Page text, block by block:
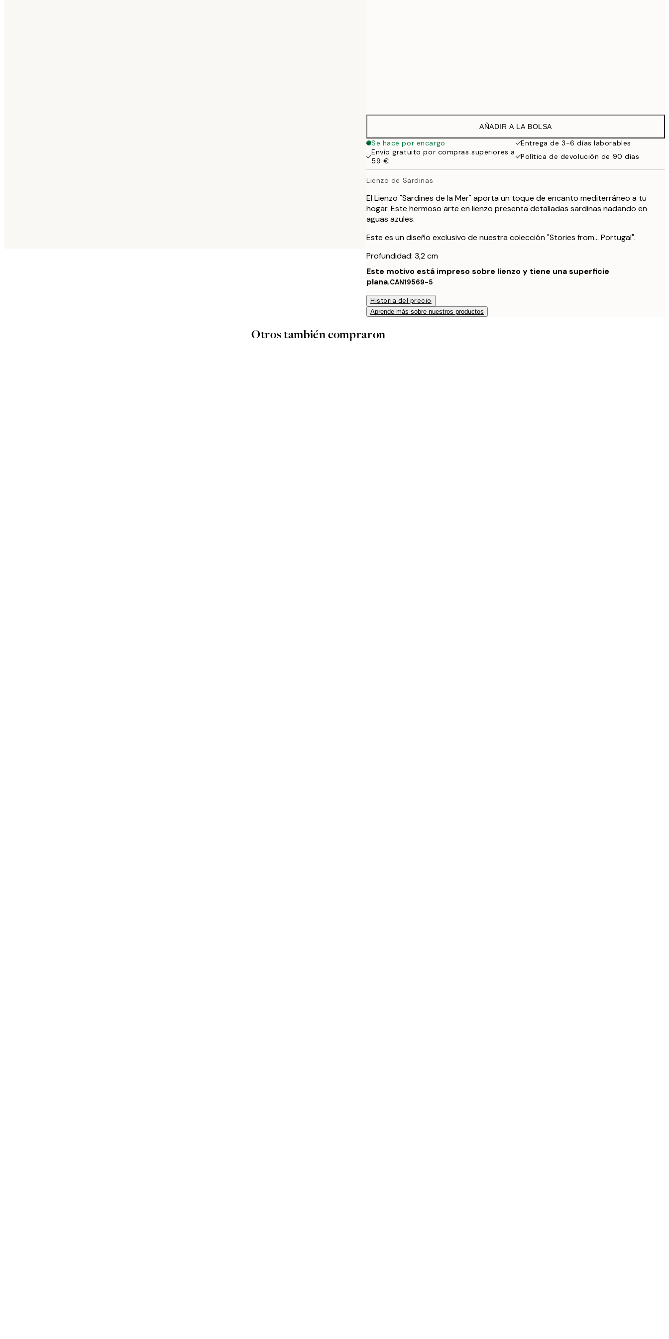
AÑADIR A LA BOLSA
Se hace por encargo
Entrega de 3-6 días laborables
Envío gratuito por compras superiores a
59 €
Política de devolución de 90 días
Lienzo de Sardinas
El Lienzo "Sardines de la Mer" aporta un toque de encanto mediterráneo a tu
hogar. Este hermoso arte en lienzo presenta detalladas sardinas nadando en
aguas azules.
Este es un diseño exclusivo de nuestra colección "Stories from... Portugal".
Profundidad: 3,2 cm
Este motivo está impreso sobre lienzo y tiene una superficie
plana.CAN19569-5
Historia del precio
Aprende más sobre nuestros productos
Otros también compraron